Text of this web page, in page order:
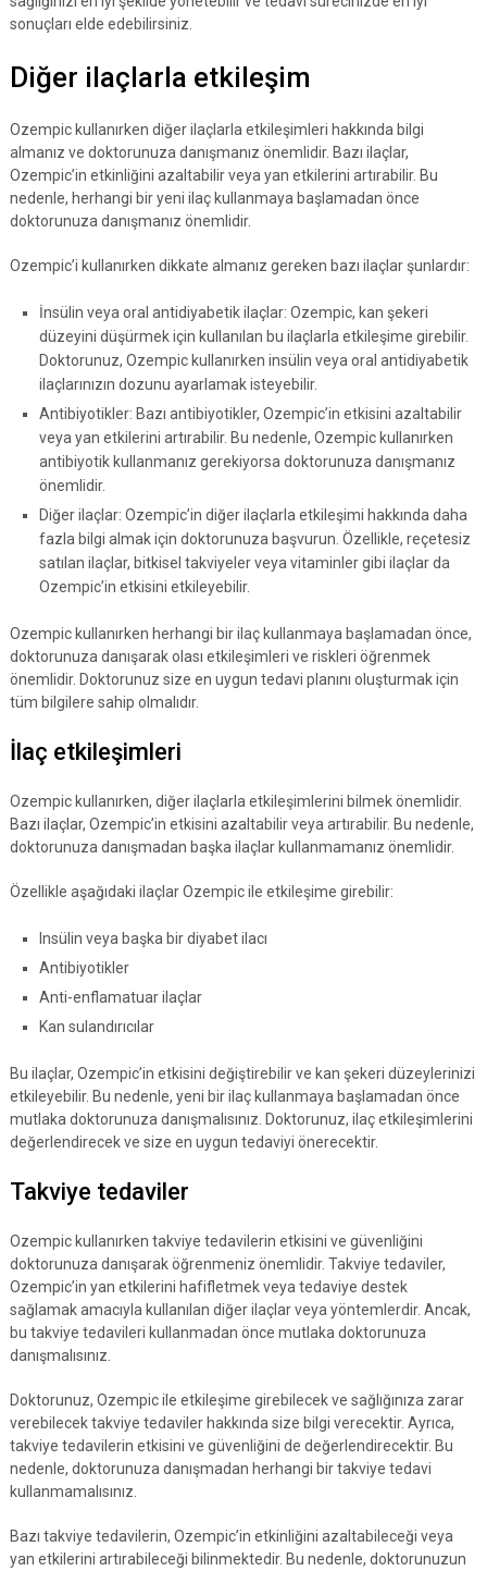
sonuçları elde edebilirsiniz.
Diğer ilaçlarla etkileşim
Ozempic kullanırken diğer ilaçlarla etkileşimleri hakkında bilgi
almanız ve doktorunuza danışmanız önemlidir. Bazı ilaçlar,
Ozempic’in etkinliğini azaltabilir veya yan etkilerini artırabilir. Bu
nedenle, herhangi bir yeni ilaç kullanmaya başlamadan önce
doktorunuza danışmanız önemlidir.
Ozempic’i kullanırken dikkate almanız gereken bazı ilaçlar şunlardır:
İnsülin veya oral antidiyabetik ilaçlar: Ozempic, kan şekeri
düzeyini düşürmek için kullanılan bu ilaçlarla etkileşime girebilir.
Doktorunuz, Ozempic kullanırken insülin veya oral antidiyabetik
ilaçlarınızın dozunu ayarlamak isteyebilir.
Antibiyotikler: Bazı antibiyotikler, Ozempic’in etkisini azaltabilir
veya yan etkilerini artırabilir. Bu nedenle, Ozempic kullanırken
antibiyotik kullanmanız gerekiyorsa doktorunuza danışmanız
önemlidir.
Diğer ilaçlar: Ozempic’in diğer ilaçlarla etkileşimi hakkında daha
fazla bilgi almak için doktorunuza başvurun. Özellikle, reçetesiz
satılan ilaçlar, bitkisel takviyeler veya vitaminler gibi ilaçlar da
Ozempic’in etkisini etkileyebilir.
Ozempic kullanırken herhangi bir ilaç kullanmaya başlamadan önce,
doktorunuza danışarak olası etkileşimleri ve riskleri öğrenmek
önemlidir. Doktorunuz size en uygun tedavi planını oluşturmak için
tüm bilgilere sahip olmalıdır.
İlaç etkileşimleri
Ozempic kullanırken, diğer ilaçlarla etkileşimlerini bilmek önemlidir.
Bazı ilaçlar, Ozempic’in etkisini azaltabilir veya artırabilir. Bu nedenle,
doktorunuza danışmadan başka ilaçlar kullanmamanız önemlidir.
Özellikle aşağıdaki ilaçlar Ozempic ile etkileşime girebilir:
Insülin veya başka bir diyabet ilacı
Antibiyotikler
Anti-enflamatuar ilaçlar
Kan sulandırıcılar
Bu ilaçlar, Ozempic’in etkisini değiştirebilir ve kan şekeri düzeylerinizi
etkileyebilir. Bu nedenle, yeni bir ilaç kullanmaya başlamadan önce
mutlaka doktorunuza danışmalısınız. Doktorunuz, ilaç etkileşimlerini
değerlendirecek ve size en uygun tedaviyi önerecektir.
Takviye tedaviler
Ozempic kullanırken takviye tedavilerin etkisini ve güvenliğini
doktorunuza danışarak öğrenmeniz önemlidir. Takviye tedaviler,
Ozempic’in yan etkilerini hafifletmek veya tedaviye destek
sağlamak amacıyla kullanılan diğer ilaçlar veya yöntemlerdir. Ancak,
bu takviye tedavileri kullanmadan önce mutlaka doktorunuza
danışmalısınız.
Doktorunuz, Ozempic ile etkileşime girebilecek ve sağlığınıza zarar
verebilecek takviye tedaviler hakkında size bilgi verecektir. Ayrıca,
takviye tedavilerin etkisini ve güvenliğini de değerlendirecektir. Bu
nedenle, doktorunuza danışmadan herhangi bir takviye tedavi
kullanmamalısınız.
Bazı takviye tedavilerin, Ozempic’in etkinliğini azaltabileceği veya
yan etkilerini artırabileceği bilinmektedir. Bu nedenle, doktorunuzun